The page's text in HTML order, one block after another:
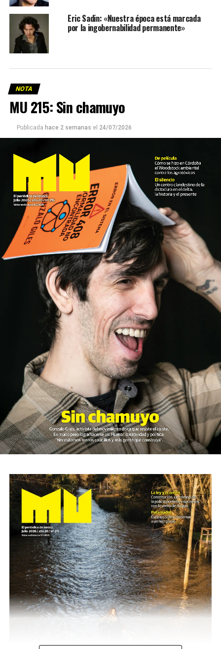
Eric Sadin: «Nuestra época está marcada
por la ingobernabilidad permanente»
NOTA
MU 215: Sin chamuyo
Publicada hace 2 semanas el 24/07/2026